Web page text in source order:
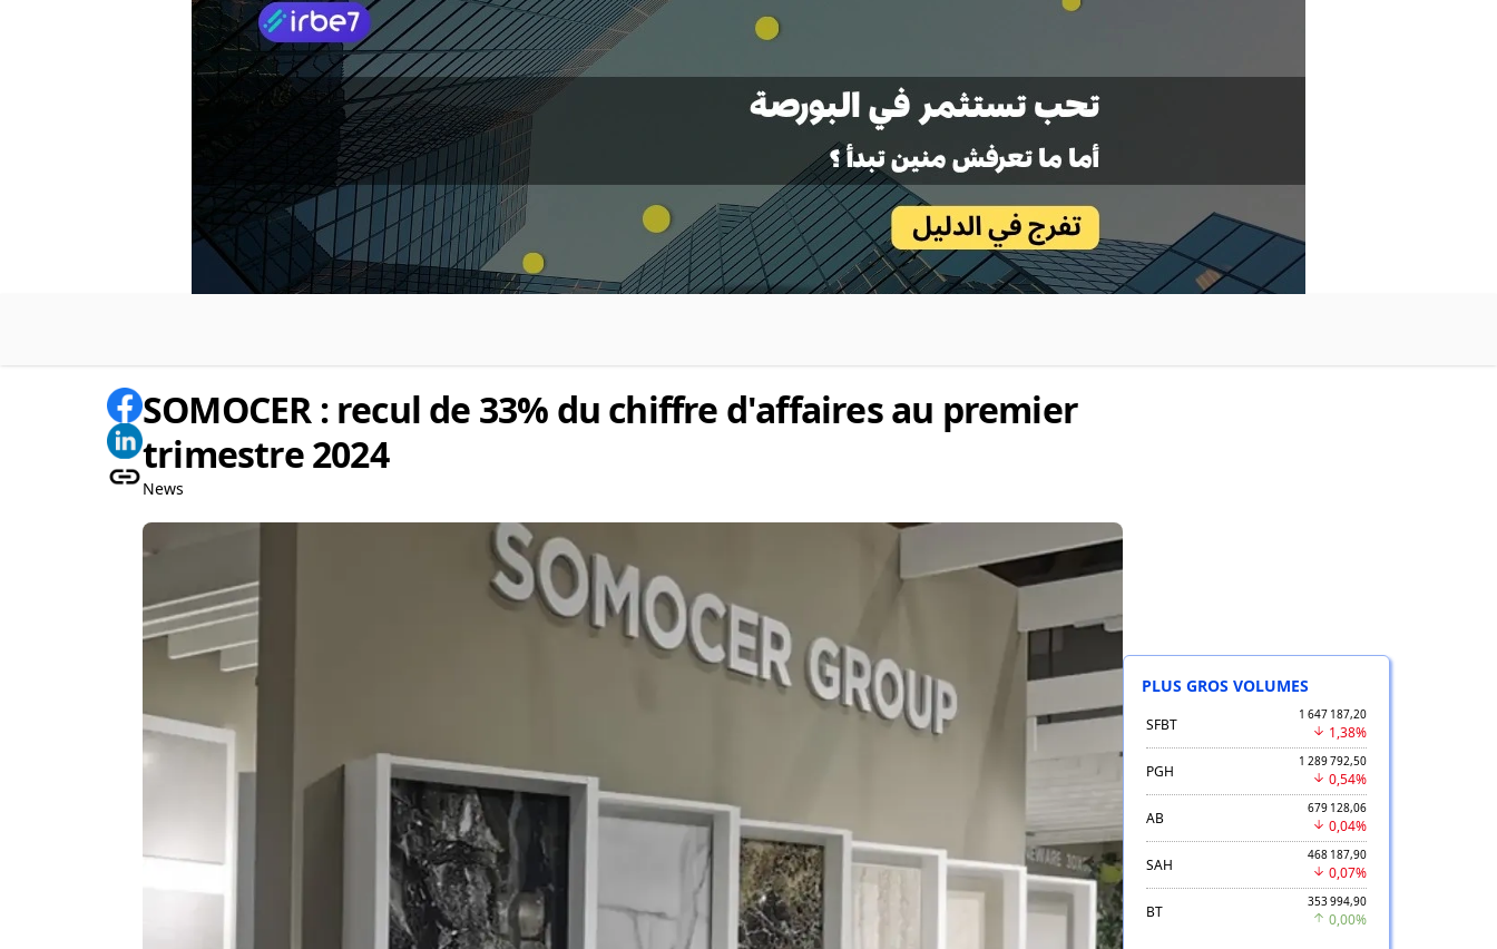
SOMOCER : recul de 33% du chiffre d'affaires au premier
trimestre 2024
News
PLUS GROS VOLUMES
SFBT
1 647 187,20
1,38%
PGH
1 289 792,50
0,54%
AB
679 128,06
0,04%
SAH
468 187,90
0,07%
BT
353 994,90
0,00%